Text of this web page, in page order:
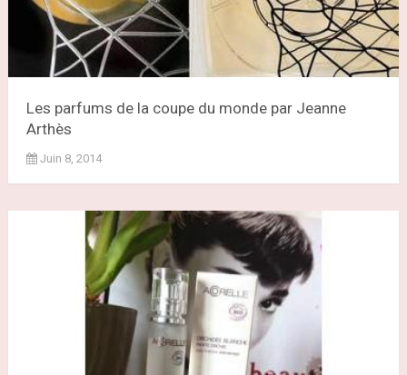
Les parfums de la coupe du monde par Jeanne
Arthès
Juin 8, 2014